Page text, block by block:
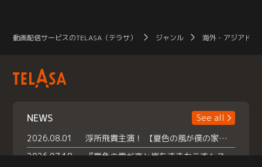
動画配信サービスのTELASA（テラサ） ジャンル 海外・アジアドラ
NEWS
See all
2026.08.01
浮所飛貴主演！ 【夏色の風が僕の家にやってきた】 本日よりテラサで独占配信スタート！
2026.07.18
『夏色の雲が恋と嵐をまきおこす』スペシャルメイキング 【Part1】2026年７月18日（土）23時30分～配信スタート！話題のシーンの裏側を大公開！豪華キャスト大集合！ 『武宮家 真夏の家族会議』開催！